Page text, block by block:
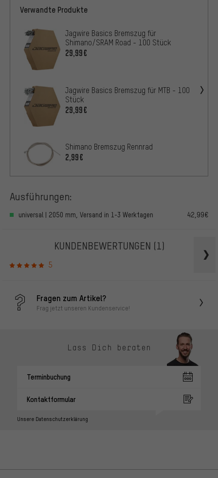
Verwandte Produkte
Jagwire Basics Bremszug für
Shimano/SRAM Road - 100 Stück
29,99€
Jagwire Basics Bremszug für MTB - 100
Stück
29,99€
Shimano Bremszug Rennrad
2,99€
Ausführungen:
universal | 2050 mm, Versand in 1-3 Werktagen 42,99€
KUNDENBEWERTUNGEN (1)
5
Fragen zum Artikel?
Frag jetzt unseren Kundenservice!
Lass Dich beraten
Terminbuchung
Kontaktformular
Unsere Datenschutzerklärung